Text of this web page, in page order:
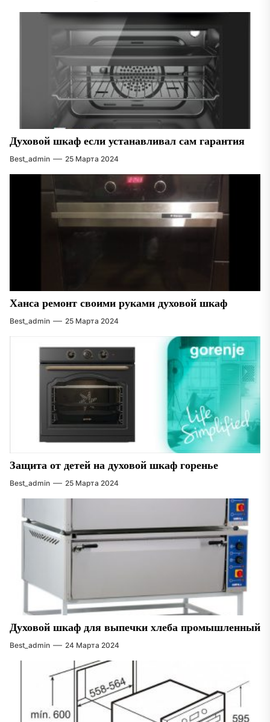
Духовой шкаф если устанавливал сам гарантия
Best_admin 25 Марта 2024
Ханса ремонт своими руками духовой шкаф
Best_admin 25 Марта 2024
Защита от детей на духовой шкаф горенье
Best_admin 25 Марта 2024
Духовой шкаф для выпечки хлеба промышленный
Best_admin 24 Марта 2024